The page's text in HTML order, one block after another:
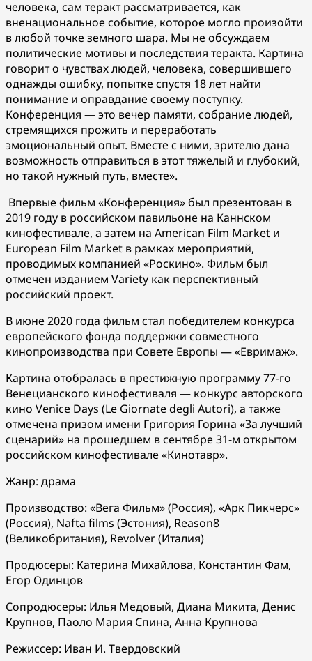
человека, сам теракт рассматривается, как
вненациональное событие, которое могло произойти
в любой точке земного шара. Мы не обсуждаем
политические мотивы и последствия теракта. Картина
говорит о чувствах людей, человека, совершившего
однажды ошибку, попытке спустя 18 лет найти
понимание и оправдание своему поступку.
Конференция — это вечер памяти, собрание людей,
стремящихся прожить и переработать
эмоциональный опыт. Вместе с ними, зрителю дана
возможность отправиться в этот тяжелый и глубокий,
но такой нужный путь, вместе».
Впервые фильм «Конференция» был презентован в
2019 году в российском павильоне на Каннском
кинофестивале, а затем на American Film Market и
European Film Market в рамках мероприятий,
проводимых компанией «Роскино». Фильм был
отмечен изданием Variety как перспективный
российский проект.
В июне 2020 года фильм стал победителем конкурса
европейского фонда поддержки совместного
кинопроизводства при Совете Европы — «Евримаж».
Картина отобралась в престижную программу 77-го
Венецианского кинофестиваля — конкурс авторского
кино Venice Days (Le Giornate degli Autori), а также
отмечена призом имени Григория Горина «За лучший
сценарий» на прошедшем в сентябре 31-м открытом
российском кинофестивале «Кинотавр».
Жанр: драма
Производство: «Вега Фильм» (Россия), «Арк Пикчерс»
(Россия), Nafta films (Эстония), Reason8
(Великобритания), Revolver (Италия)
Продюсеры: Катерина Михайлова, Константин Фам,
Егор Одинцов
Сопродюсеры: Илья Медовый, Диана Микита, Денис
Крупнов, Паоло Мария Спина, Анна Крупнова
Режиссер: Иван И. Твердовский